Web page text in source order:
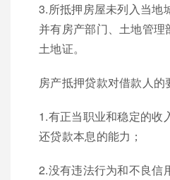
3.所抵押房屋未列入当地
并有房产部门、土地管
土地证。
房产抵押贷款对借款人的
1.有正当职业和稳定的收
还贷款本息的能力；
2.没有违法行为和不良信